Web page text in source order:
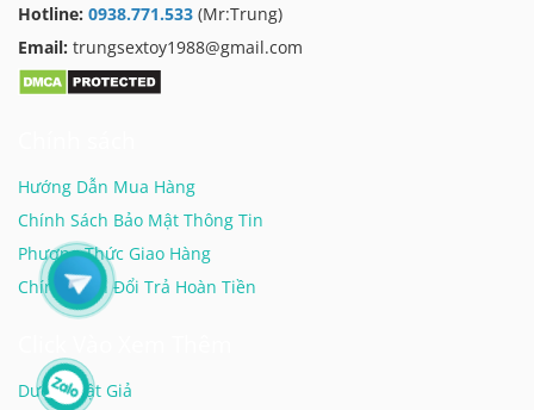
Hotline: 0938.771.533 (Mr:Trung)
Email: trungsextoy1988@gmail.com
Hướng Dẫn Mua Hàng
Chính Sách Bảo Mật Thông Tin
Phương Thức Giao Hàng
Chính Sách Đổi Trả Hoàn Tiền
Dương Vật Giả